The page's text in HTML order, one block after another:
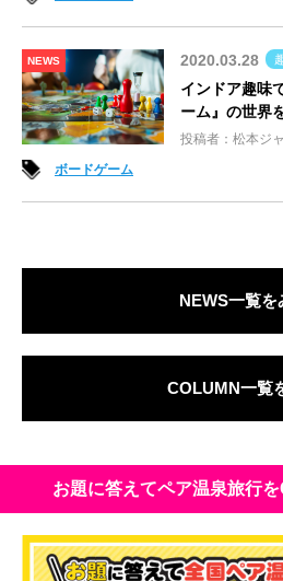
NEWS 2020.03.28
インドア趣味
ーム』の世界
投稿者：松本ジ
ボードゲーム
NEWS一覧を
COLUMN一覧
お題に答えてペア温泉旅行を